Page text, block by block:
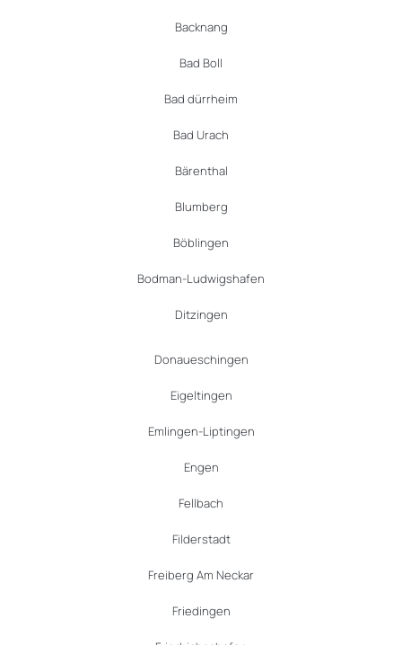
Backnang
Bad Boll
Bad dürrheim
Bad Urach
Bärenthal
Blumberg
Böblingen
Bodman-Ludwigshafen
Ditzingen
Donaueschingen
Eigeltingen
Emlingen-Liptingen
Engen
Fellbach
Filderstadt
Freiberg Am Neckar
Friedingen